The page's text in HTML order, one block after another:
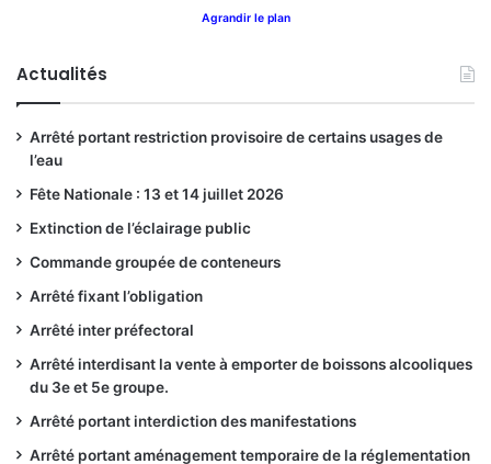
Agrandir le plan
Actualités
Arrêté portant restriction provisoire de certains usages de
l’eau
Fête Nationale : 13 et 14 juillet 2026
Extinction de l’éclairage public
Commande groupée de conteneurs
Arrêté fixant l’obligation
Arrêté inter préfectoral
Arrêté interdisant la vente à emporter de boissons alcooliques
du 3e et 5e groupe.
Arrêté portant interdiction des manifestations
Arrêté portant aménagement temporaire de la réglementation